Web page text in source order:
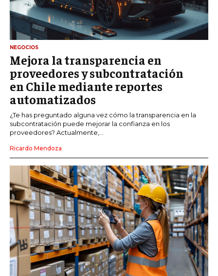
NEGOCIOS
Mejora la transparencia en
proveedores y subcontratación
en Chile mediante reportes
automatizados
¿Te has preguntado alguna vez cómo la transparencia en la
subcontratación puede mejorar la confianza en los
proveedores? Actualmente,...
Ricardo Mendoza